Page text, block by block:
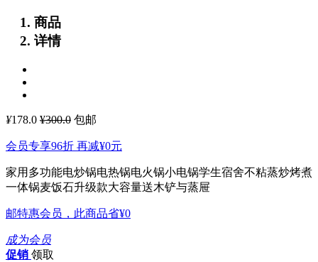
商品
详情
¥178.0 ¥300.0 包邮
会员专享96折 再减¥0元
家用多功能电炒锅电热锅电火锅小电锅学生宿舍不粘蒸炒烤煮
一体锅麦饭石升级款大容量送木铲与蒸屉
邮特惠会员，此商品省¥0
成为会员
促销 领取